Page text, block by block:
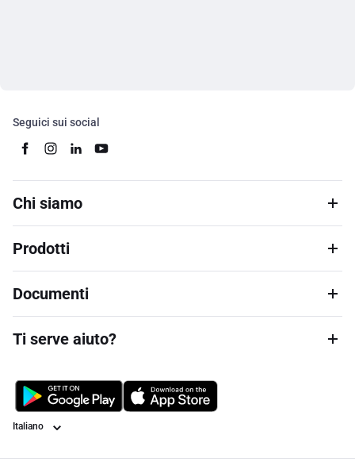
Seguici sui social
Chi siamo
Prodotti
Documenti
Ti serve aiuto?
Lingua